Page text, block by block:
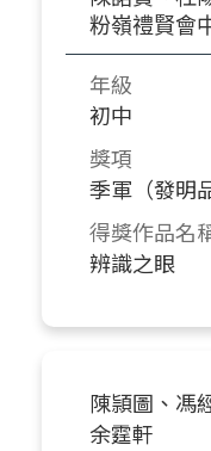
粉嶺禮賢會
年級
初中
獎項
季軍（發明
得獎作品名
辨識之眼
陳頴圖、馮
余霆軒